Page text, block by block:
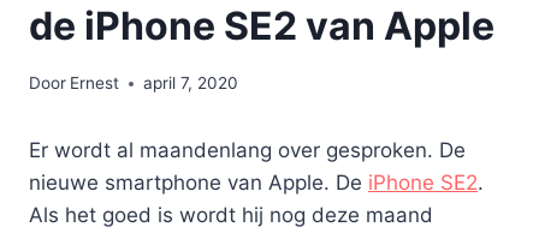
de iPhone SE2 van Apple
Door Ernest april 7, 2020
Er wordt al maandenlang over gesproken. De
nieuwe smartphone van Apple. De iPhone SE2.
Als het goed is wordt hij nog deze maand